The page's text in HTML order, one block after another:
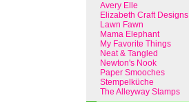
Avery Elle
Elizabeth Craft Designs
Lawn Fawn
Mama Elephant
My Favorite Things
Neat & Tangled
Newton's Nook
Paper Smooches
Stempelküche
The Alleyway Stamps